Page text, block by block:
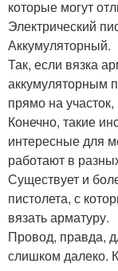
которые могут
Электрический
Аккумуляторный.
Так, если вязка
аккумуляторным
прямо на
Конечно, такие
интересные для
работают в
Существует и
пистолета, с
вязать арматуру.
Провод, правда,
слишком далеко.